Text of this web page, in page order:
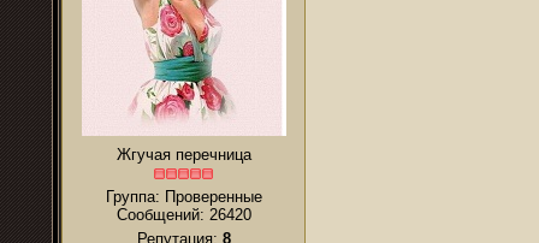
Жгучая перечница
Группа: Проверенные
Сообщений: 26420
Репутация: 8